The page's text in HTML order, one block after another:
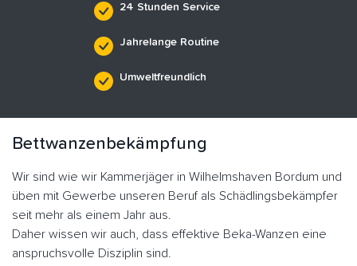
24 Stunden Service
Jahrelange Routine
Umweltfreundlich
Bettwanzenbekämpfung
Wir sind wie wir Kammerjäger in Wilhelmshaven Bordum und
üben mit Gewerbe unseren Beruf als Schädlingsbekämpfer
seit mehr als einem Jahr aus.
Daher wissen wir auch, dass effektive Beka-Wanzen eine
anspruchsvolle Disziplin sind.